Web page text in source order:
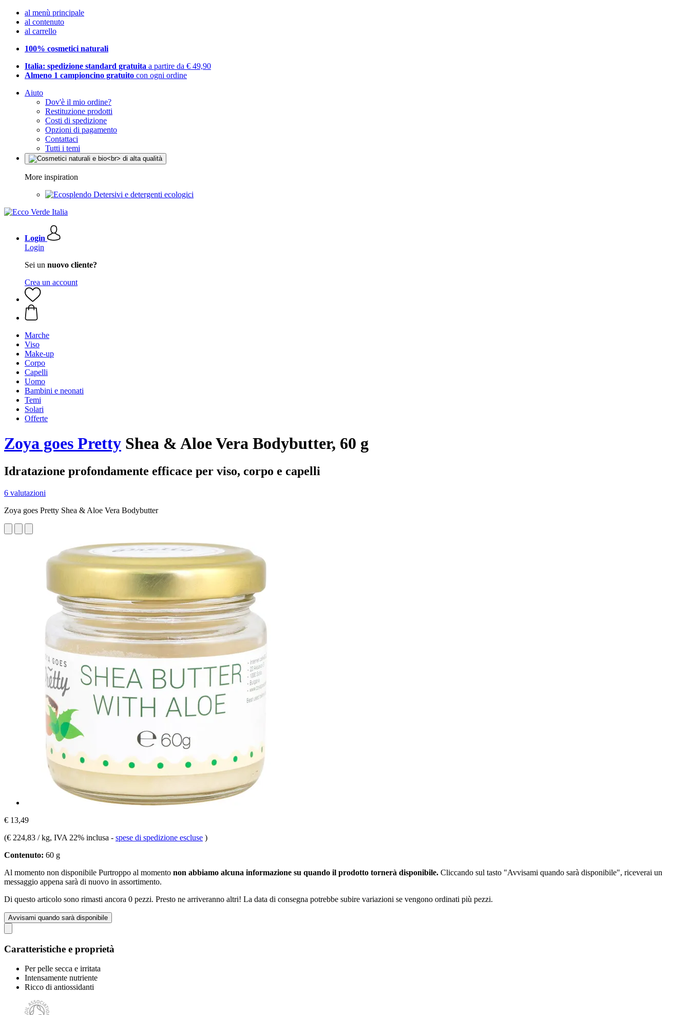
al menù principale
al contenuto
al carrello
100% cosmetici naturali
Italia: spedizione standard gratuita a partire da € 49,90
Almeno 1 campioncino gratuito con ogni ordine
Aiuto
Dov'è il mio ordine?
Restituzione prodotti
Costi di spedizione
Opzioni di pagamento
Contattaci
Tutti i temi
More inspiration
Detersivi e detergenti ecologici
Login
Login
Sei un nuovo cliente?
Crea un account
Marche
Viso
Make-up
Corpo
Capelli
Uomo
Bambini e neonati
Temi
Solari
Offerte
Zoya goes Pretty Shea & Aloe Vera Bodybutter, 60 g
Idratazione profondamente efficace per viso, corpo e capelli
6 valutazioni
Zoya goes Pretty Shea & Aloe Vera Bodybutter
€ 13,49
(€ 224,83 / kg, IVA 22% inclusa - spese di spedizione escluse )
Contenuto: 60 g
Al momento non disponibile Purtroppo al momento non abbiamo alcuna informazione su quando il prodotto tornerà disponibile. Cliccando sul tasto "Avvisami quando sarà disponibile", riceverai un
messaggio appena sarà di nuovo in assortimento.
Di questo articolo sono rimasti ancora 0 pezzi. Presto ne arriveranno altri! La data di consegna potrebbe subire variazioni se vengono ordinati più pezzi.
Avvisami quando sarà disponibile
Caratteristiche e proprietà
Per pelle secca e irritata
Intensamente nutriente
Ricco di antiossidanti